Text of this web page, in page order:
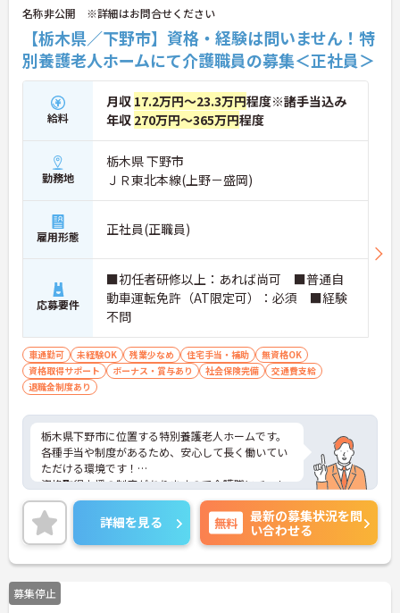
名称非公開 ※詳細はお問合せください
【栃木県／下野市】資格・経験は問いません！特
別養護老人ホームにて介護職員の募集＜正社員＞
給料
月収 17.2万円～23.3万円程度※諸手当込み
年収 270万円～365万円程度
勤務地
栃木県 下野市
ＪＲ東北本線(上野－盛岡)
雇用形態 正社員(正職員)
応募要件
■初任者研修以上：あれば尚可 ■普通自
動車運転免許（AT限定可）：必須 ■経験
不問
車通勤可 未経験OK 残業少なめ 住宅手当・補助
無資格OK
資格取得サポート
ボーナス・賞与あり 社会保険完備
交通費支給
退職金制度あり
栃木県下野市に位置する特別養護老人ホームです。
各種手当や制度があるため、安心して長く働いてい
ただける環境です！
資格取得支援の制度がありますので介護職にチャレ
ンジしたいという方にもおすすめの求人です。
ご興味をお持ちの方はお気軽にお問い合わせくださ
い。
詳細を見る 無料
最新の募集状況を問
い合わせる
募集停止